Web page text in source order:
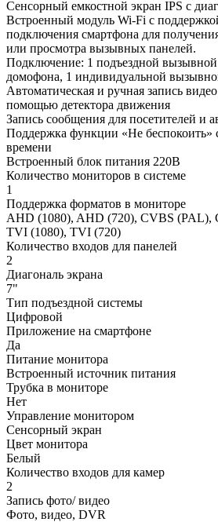
Сенсорный емкостной экран IPS с
Встроенный модуль Wi-Fi с
подключения смартфона для
или просмотра вызывных панелей.
Подключение: 1 подъездной
домофона, 1 индивидуальной
Автоматическая и ручная запись
помощью детектора движения
Запись сообщения для посетителей и
Поддержка функции «Не беспокоить»
времени
Встроенный блок питания 220В
Количество мониторов в системе
1
Поддержка форматов в мониторе
AHD (1080), AHD (720), CVBS (PAL),
TVI (1080), TVI (720)
Количество входов для панелей
2
Диагональ экрана
7"
Тип подъездной системы
Цифровой
Приложение на смартфоне
Да
Питание монитора
Встроенный источник питания
Трубка в мониторе
Нет
Управление монитором
Сенсорный экран
Цвет монитора
Белый
Количество входов для камер
2
Запись фото/ видео
Фото, видео, DVR